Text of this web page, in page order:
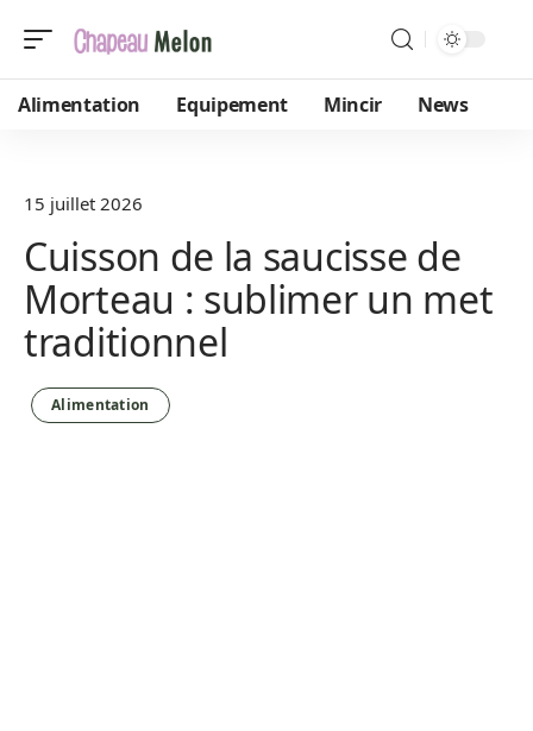
Alimentation Equipement Mincir News
15 juillet 2026
Cuisson de la saucisse de
Morteau : sublimer un met
traditionnel
Alimentation